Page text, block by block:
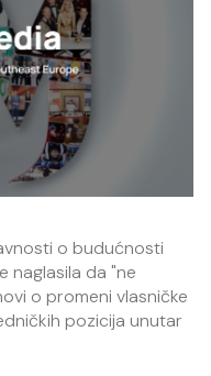
o budućnosti
naglasila da "ne
o promeni vlasničke
pozicija unutar